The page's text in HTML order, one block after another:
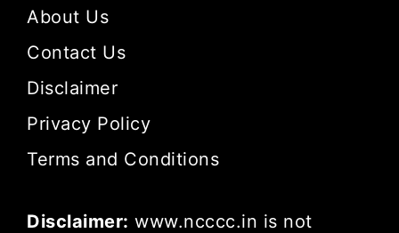
About Us
Contact Us
Disclaimer
Privacy Policy
Terms and Conditions
Disclaimer: www.ncccc.in is not